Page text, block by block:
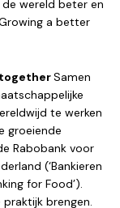
wereld beter en
a better
Samen
te werken
groeiende
Rabobank voor
(‘Bankieren
for Food’).
brengen.